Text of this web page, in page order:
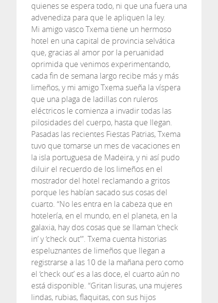
quienes se espera todo, ni que una fuera una
advenediza para que le apliquen la ley.
Mi amigo vasco Txema tiene un hermoso
hotel en una capital de provincia selvática
que, gracias al amor por la peruanidad
oprimida que venimos experimentando,
cada fin de semana largo recibe más y más
limeños, y mi amigo Txema sueña la víspera
que una plaga de ladillas con ruleros
eléctricos le comienza a invadir todas las
pilosidades del cuerpo, hasta que llegan.
Pasadas las recientes Fiestas Patrias, Txema
tuvo que tomarse un mes de vacaciones en
la isla portuguesa de Madeira, y ni así pudo
diluir el recuerdo de los limeños en el
mostrador del hotel reclamando a gritos
porque les habían sacado sus cosas del
cuarto. “No les entra en la cabeza que en
hotelería, en el mundo, en el planeta, en la
galaxia, hay dos cosas que se llaman ‘check
in’ y ‘check out'”. Txema cuenta historias
espeluznantes de limeños que llegan a
registrarse a las 10 de la mañana pero como
el ‘check out’ es a las doce, el cuarto aún no
está disponible. “Gritan lisuras, una mujeres
lindas, rubias, flaquitas, con sus hijos